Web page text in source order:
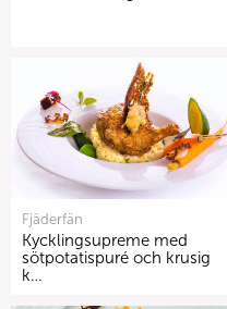
Fjäderfän
Kycklingsupreme med
sötpotatispuré och krusig
k…